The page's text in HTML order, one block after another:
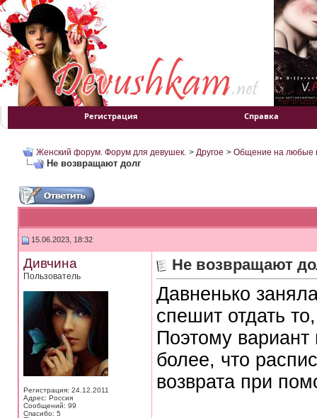
Регистрация Справка
Женский форум. Форум для девушек. > Другое > Общение на любые
Не возвращают долг
15.06.2023, 18:32
Дивчина
Пользователь
Регистрация: 24.12.2011
Адрес: Россия
Сообщений: 99
Спасибо: 5
Не возвращают
Давненько
спешит отдать
Поэтому вариант
более, что
возврата при